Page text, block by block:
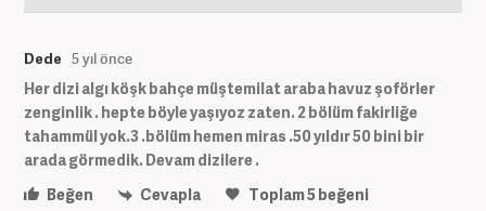
Dede 5 yıl önce
Her dizi algı köşk bahçe müştemilat araba havuz şoförler
zenginlik . hepte böyle yaşıyoz zaten. 2 bölüm fakirliğe
tahammül yok.3 .bölüm hemen miras .50 yıldır 50 bini bir
arada görmedik. Devam dizilere .
Beğen
Cevapla Toplam5beğeni